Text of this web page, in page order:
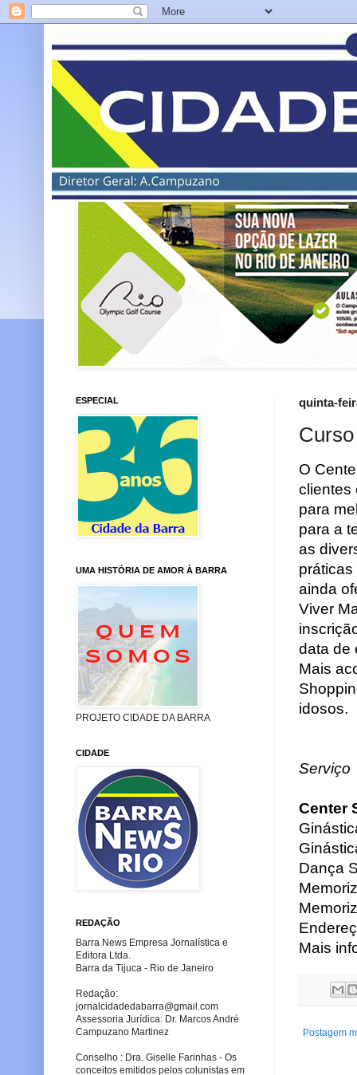
quinta-
O
clientes
para
para a
as
ainda
Viver
data de
Mais
idosos.
Serviço
Center
Dança
Mais
Postagem
ESPECIAL
UMA HISTÓRIA DE AMOR À BARRA
PROJETO CIDADE DA BARRA
CIDADE
REDAÇÃO
Barra News Empresa Jornalística e
Editora Ltda.
Barra da Tijuca - Rio de Janeiro
Redação:
jornalcidadedabarra@gmail.com
Assessoria Jurídica: Dr. Marcos André
Campuzano Martinez
Conselho : Dra. Giselle Farinhas - Os
conceitos emitidos pelos colunistas em